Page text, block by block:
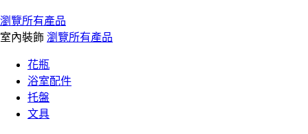
瀏覽所有產品
室內裝飾 瀏覽所有產品
花瓶
浴室配件
托盤
文具